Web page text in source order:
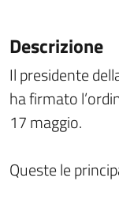
Descrizione
Il presidente
ha firmato
17 maggio.
Queste le